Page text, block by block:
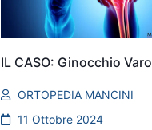
IL CASO: Ginocchio Varo
ORTOPEDIA MANCINI
11 Ottobre 2024